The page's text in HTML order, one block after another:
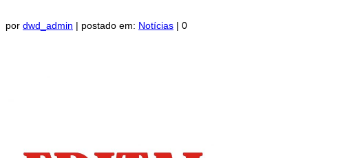
por dwd_admin | postado em: Notícias | 0